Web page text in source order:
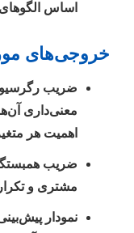
اساس
خروجی‌های
ضریب
اهمیت هر
ضریب
مشتری و
نمودار